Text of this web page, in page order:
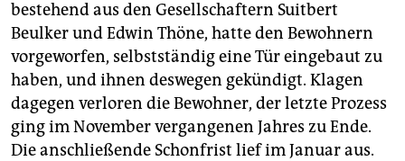
bestehend aus den Gesellschaftern Suitbert
Beulker und Edwin Thöne, hatte den Bewohnern
vorgeworfen, selbstständig eine Tür eingebaut zu
haben, und ihnen deswegen gekündigt. Klagen
dagegen verloren die Bewohner, der letzte Prozess
ging im November vergangenen Jahres zu Ende.
Die anschließende Schonfrist lief im Januar aus.